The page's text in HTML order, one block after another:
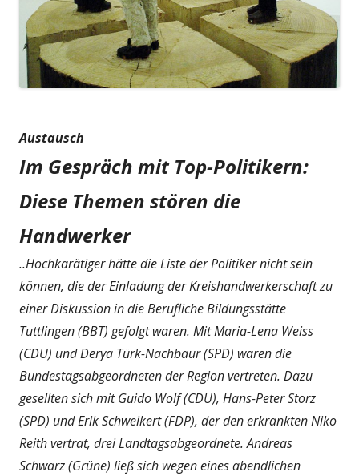
Austausch
Im Gespräch mit Top-Politikern:
Diese Themen stören die
Handwerker
..Hochkarätiger hätte die Liste der Politiker nicht sein
können, die der Einladung der Kreishandwerkerschaft zu
einer Diskussion in die Berufliche Bildungsstätte
Tuttlingen (BBT) gefolgt waren. Mit Maria-Lena Weiss
(CDU) und Derya Türk-Nachbaur (SPD) waren die
Bundestagsabgeordneten der Region vertreten. Dazu
gesellten sich mit Guido Wolf (CDU), Hans-Peter Storz
(SPD) und Erik Schweikert (FDP), der den erkrankten Niko
Reith vertrat, drei Landtagsabgeordnete. Andreas
Schwarz (Grüne) ließ sich wegen eines abendlichen